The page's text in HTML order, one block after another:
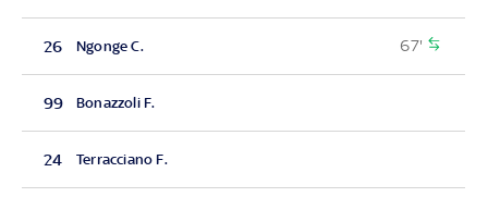
26 Ngonge C. 67'
99 Bonazzoli F.
24 Terracciano F.